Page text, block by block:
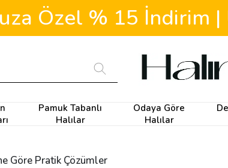
Özel % 15 İndirim
Pamuk Tabanlı
Halılar
Odaya Göre
Halılar
Göre Pratik Çözümler